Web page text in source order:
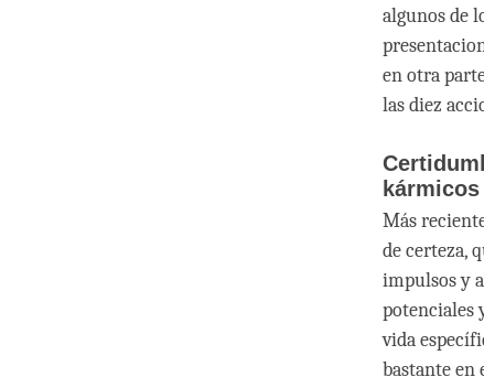
algunos de
en otra
las diez
kármicos
Más
de certeza,
impulsos y
potenciales
vida
bastante en